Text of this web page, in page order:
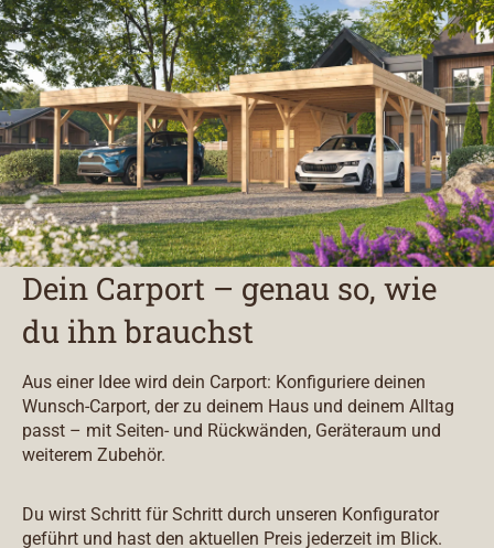
Dein Carport – genau so, wie
du ihn brauchst
Aus einer Idee wird dein Carport: Konfiguriere deinen
Wunsch-Carport, der zu deinem Haus und deinem Alltag
passt – mit Seiten- und Rückwänden, Geräteraum und
weiterem Zubehör.
Du wirst Schritt für Schritt durch unseren Konfigurator
geführt und hast den aktuellen Preis jederzeit im Blick.